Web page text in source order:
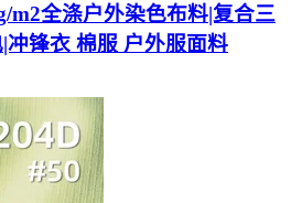
m2全涤户外染色布料|复合三
冲锋衣 棉服 户外服面料